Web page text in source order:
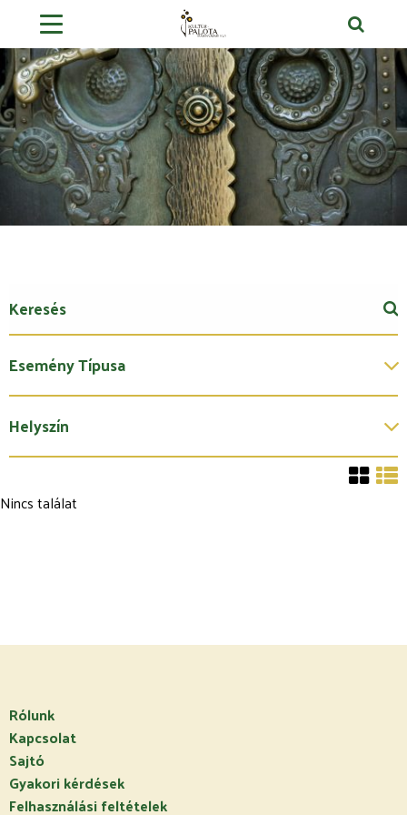
Esemény Típusa
Helyszín
Nincs találat
Rólunk
Kapcsolat
Sajtó
Gyakori kérdések
Felhasználási feltételek